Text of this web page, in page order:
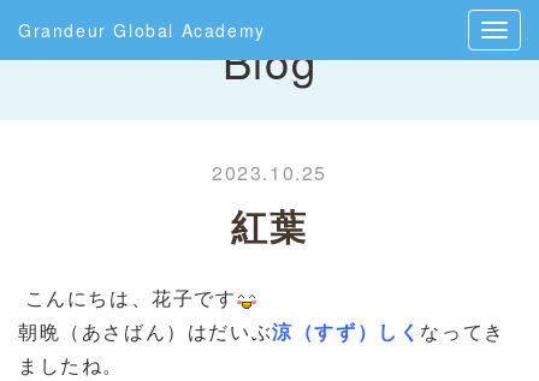
Grandeur Global AcademyBlog
2023.10.25
紅葉
こんにちは、花子です
朝晩（あさばん）はだいぶ涼（すず）しく なってき
ましたね。